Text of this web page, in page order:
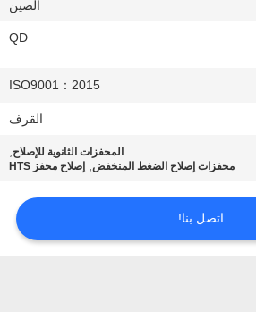
الصين
QD
ISO9001：2015
القرف
المحفزات الثانوية للإصلاح,
محفزات إصلاح الضغط المنخفض, إصلاح محفز HTS
اتصل بنا!